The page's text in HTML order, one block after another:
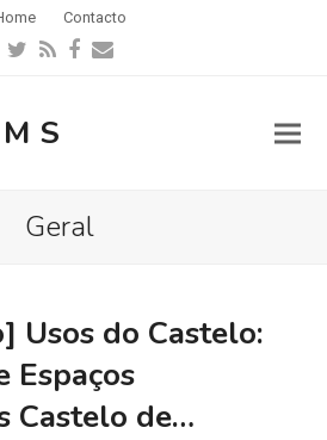
Contacto
Twitter
RSSFacebook
Email
Geral
Usos do Castelo:
Espaços
Castelo de…